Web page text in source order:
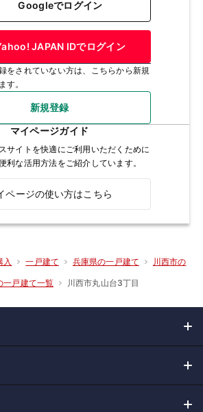
Googleでログイン
JAPAN IDでログイン
をされていない方は、こちらから新規
す。
新規登録
マイページガイド
サイトを快適にご利用いただくために
利な活用方法をご紹介しています。
ページの使い方はこちら
入 一戸建て 兵庫県の一戸建て 川西市の
一戸建て一覧 川西市丸山台3丁目